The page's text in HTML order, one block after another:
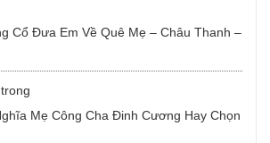
Cổ Đưa Em Về Quê Mẹ – Châu Thanh –
trong
Mẹ Công Cha Đinh Cương Hay Chọn